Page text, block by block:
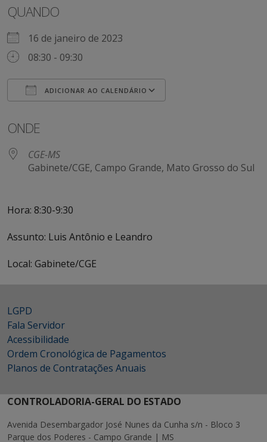
QUANDO
16 de janeiro de 2023
08:30 - 09:30
ADICIONAR AO CALENDÁRIO
ONDE
CGE-MS
Gabinete/CGE, Campo Grande, Mato Grosso do Sul
Hora: 8:30-9:30
Assunto: Luis Antônio e Leandro
Local: Gabinete/CGE
LGPD
Fala Servidor
Acessibilidade
Ordem Cronológica de Pagamentos
Planos de Contratações Anuais
CONTROLADORIA-GERAL DO ESTADO
Avenida Desembargador José Nunes da Cunha s/n - Bloco 3
Parque dos Poderes - Campo Grande | MS